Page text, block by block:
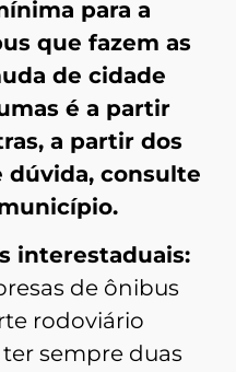
para a
que fazem as
de cidade
é a partir
a partir dos
dúvida, consulte
interestaduais:
de ônibus
rodoviário
sempre duas